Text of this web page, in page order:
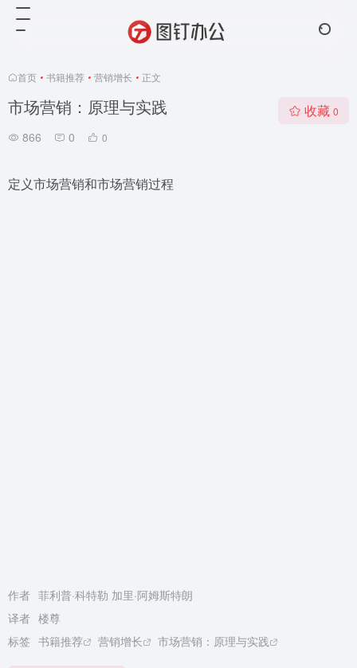
首页 • 书籍推荐 • 营销增长 • 正文
市场营销：原理与实践
866 0 0
收藏 0
定义市场营销和市场营销过程
作者 菲利普·科特勒 加里·阿姆斯特朗
译者 楼尊
标签 书籍推荐 营销增长 市场营销：原理与实践